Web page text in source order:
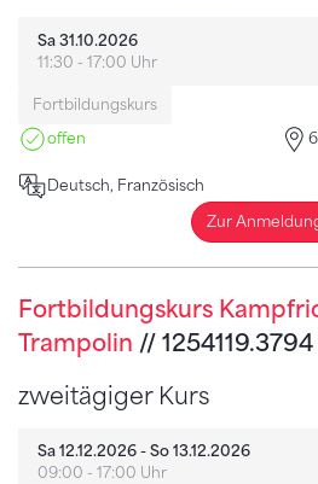
Sa 31.10.2026
11:30 - 17:00 Uhr
Fortbildungskurs
offen
Deutsch, Französisch
Zur
Fortbildungskurs
Trampolin // 1254119.3794
zweitägiger Kurs
Sa 12.12.2026 - So 13.12.2026
09:00 - 17:00 Uhr